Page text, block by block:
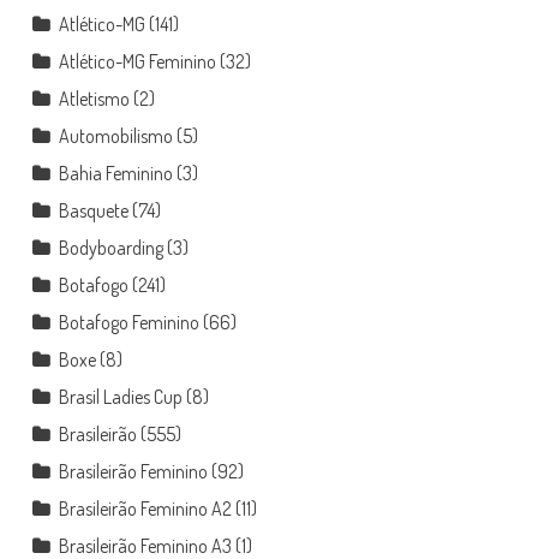
Atlético-MG (141)
Atlético-MG Feminino (32)
Atletismo (2)
Automobilismo (5)
Bahia Feminino (3)
Basquete(74)
Bodyboarding(3)
Botafogo (241)
Botafogo Feminino (66)
Boxe(8)
Brasil Ladies Cup (8)
Brasileirão (555)
Brasileirão Feminino (92)
Brasileirão Feminino A2 (11)
Brasileirão Feminino A3 (1)